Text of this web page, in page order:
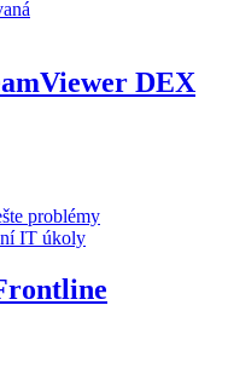
DEX
problémy
IT úkoly